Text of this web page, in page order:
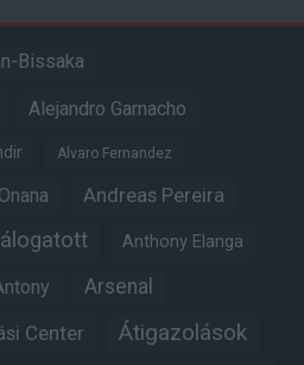
Bissaka
Alejandro Garnacho
Alvaro Fernandez
Andreas Pereira
Anthony Elanga
Arsenal
Center Átigazolások